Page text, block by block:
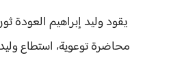
محاضرة توعوية، استطاع